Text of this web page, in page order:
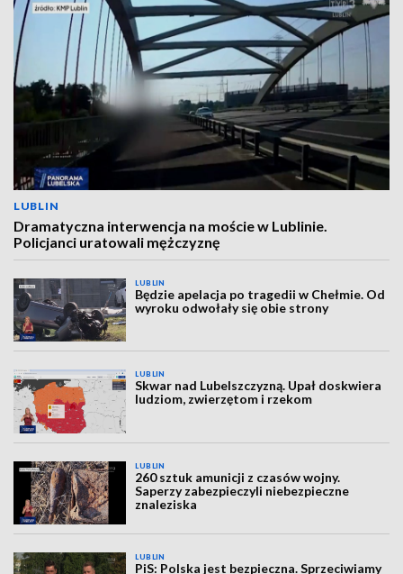
LUBLIN
Dramatyczna interwencja na moście w Lublinie.
Policjanci uratowali mężczyznę
LUBLIN
Będzie apelacja po tragedii w Chełmie. Od
wyroku odwołały się obie strony
LUBLIN
Skwar nad Lubelszczyzną. Upał doskwiera
ludziom, zwierzętom i rzekom
LUBLIN
260 sztuk amunicji z czasów wojny.
Saperzy zabezpieczyli niebezpieczne
znaleziska
LUBLIN
PiS: Polska jest bezpieczna. Sprzeciwiamy